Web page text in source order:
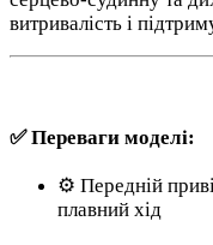
витривалість і
✅ Переваги моделі:
⚙️ Передній
плавний хід